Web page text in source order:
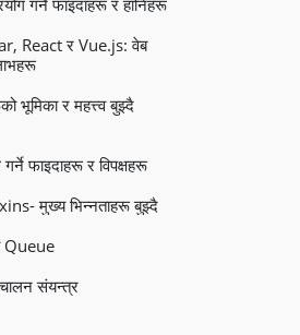
गर्ने फाइदाहरू र हानिहरू
React र Vue.js: वेब
र महत्त्व बुझ्दै
फाइदाहरू र विपक्षहरू
मुख्य भिन्नताहरू बुझ्दै
Queue
संयन्त्र